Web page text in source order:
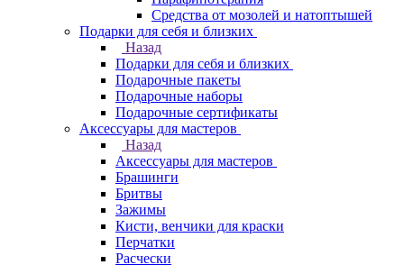
Средства от мозолей и натоптышей
Подарки для себя и близких
Назад
Подарки для себя и близких
Подарочные пакеты
Подарочные наборы
Подарочные сертификаты
Аксессуары для мастеров
Назад
Аксессуары для мастеров
Брашинги
Бритвы
Зажимы
Кисти, венчики для краски
Перчатки
Расчески